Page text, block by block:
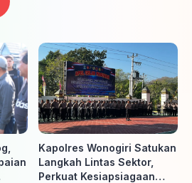
Kapolres Wonogiri Satukan
Langkah Lintas Sektor,
Perkuat Kesiapsiagaan